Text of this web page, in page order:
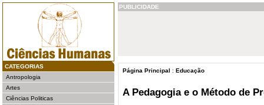
CATEGORIAS
Antropologia
Artes
Ciências Politicas
PUBLICIDADE
Página Principal : Educação
A Pedagogia e o Método de